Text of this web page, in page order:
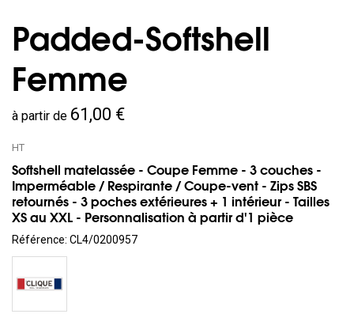
Padded-Softshell
Femme
à partir de 61,00 €
HT
Softshell matelassée - Coupe Femme - 3 couches -
Imperméable / Respirante / Coupe-vent - Zips SBS
retournés - 3 poches extérieures + 1 intérieur - Tailles
XS au XXL - Personnalisation à partir d'1 pièce
Référence: CL4/0200957